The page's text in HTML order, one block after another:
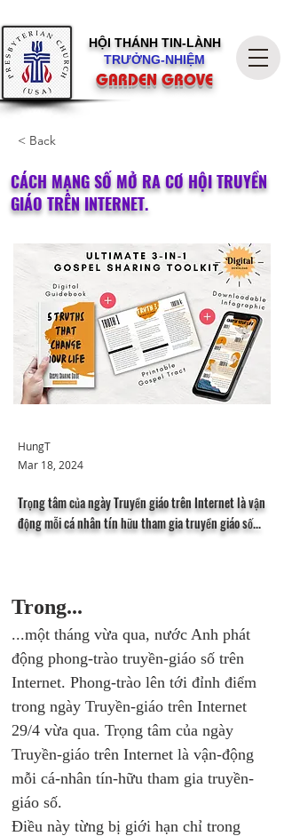
HỘI THÁNH TIN-LÀNH
TRƯỞNG-NHIỆM
GARDEN GROVE
< Back
CÁCH MẠNG SỐ MỞ RA CƠ HỘI TRUYỀN
GIÁO TRÊN INTERNET.
HungT
Mar 18, 2024
Trọng tâm của ngày Truyền giáo trên Internet là vận
động mỗi cá nhân tín hữu tham gia truyền giáo số...
Trong...
...một tháng vừa qua, nước Anh phát
động phong-trào truyền-giáo số trên
Internet. Phong-trào lên tới đỉnh điểm
trong ngày Truyền-giáo trên Internet
29/4 vừa qua. Trọng tâm của ngày
Truyền-giáo trên Internet là vận-động
mỗi cá-nhân tín-hữu tham gia truyền-
giáo số.
Điều này từng bị giới hạn chỉ trong